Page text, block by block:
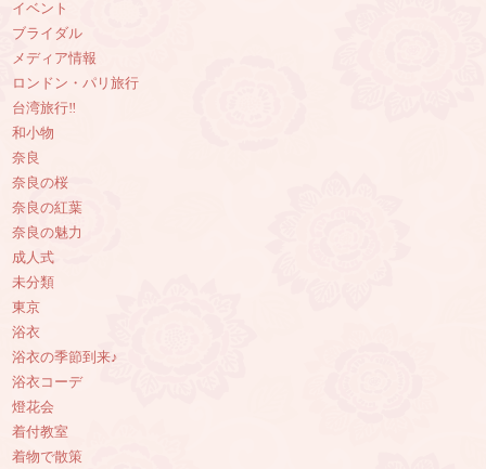
イベント
ブライダル
メディア情報
ロンドン・パリ旅行
台湾旅行‼︎
和小物
奈良
奈良の桜
奈良の紅葉
奈良の魅力
成人式
未分類
東京
浴衣
浴衣の季節到来♪
浴衣コーデ
燈花会
着付教室
着物で散策